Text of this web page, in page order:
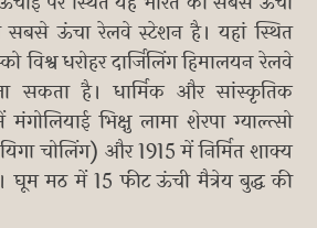
सबसे ऊंचा रेलवे स्टेशन है। यहां स्थित
विश्व धरोहर दार्जिलिंग हिमालयन रेलवे
सकता है। धार्मिक और सांस्कृतिक
भिक्षु लामा शेरपा ग्याल्त्सो
चोलिंग) और 1915 में निर्मित शाक्य
मठ में 15 फीट ऊंची मैत्रेय बुद्ध की